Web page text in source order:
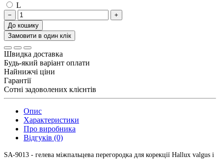
L
−
+
До кошику
Замовити в один клік
Швидка доставка
Будь-який варіант оплати
Найнижчі ціни
Гарантії
Сотні задоволених клієнтів
Опис
Характеристики
Про виробника
Відгуків (0)
SA-9013 - гелева міжпальцева перегородка для корекції Hallux valgus і